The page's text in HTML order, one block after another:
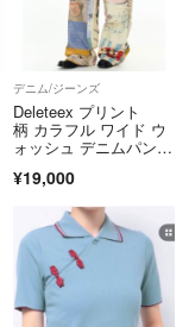
デニム/ジーンズ
Deleteex プリント
柄 カラフル ワイド ウ
ォッシュ デニムパン
¥19,000